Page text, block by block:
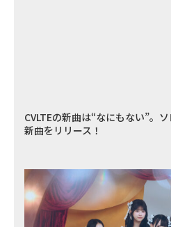
CVLTEの新曲は“なにもない”。
新曲をリリース！